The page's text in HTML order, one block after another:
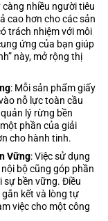
càng nhiều người tiêu
cao hơn cho các sản
trách nhiệm với môi
ứng của bạn giúp
này, mở rộng thị
: Mỗi sản phẩm giấy
nỗ lực toàn cầu
lý rừng bền
phần của giải
cho hành tinh.
Vững: Việc sử dụng
bộ cũng góp phần
sự bền vững. Điều
kết và lòng tự
việc cho một công